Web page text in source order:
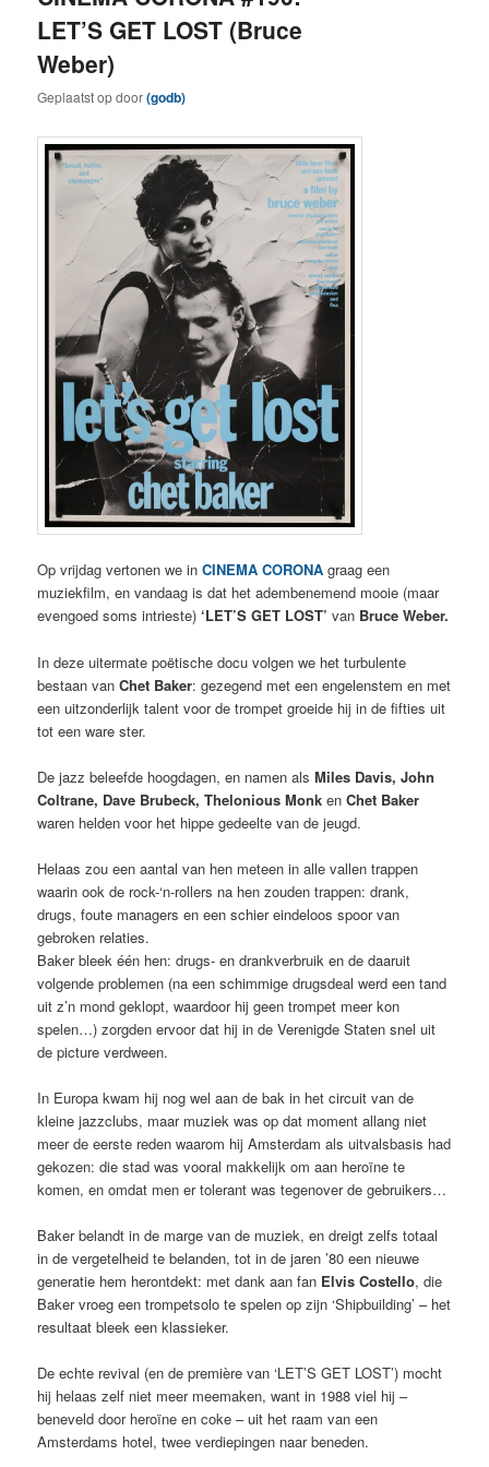
LET’S GET LOST (Bruce
Weber)
Geplaatst opdoor(godb)
Op vrijdag vertonen we inCINEMA CORONA graag een
muziekfilm, en vandaag is dat het adembenemend mooie (maar
evengoed soms intrieste)‘LET’S GET LOST’van Bruce Weber.
In deze uitermate poëtische docu volgen we het turbulente
bestaan vanChet Baker: gezegend met een engelenstem en met
een uitzonderlijk talent voor de trompet groeide hij in de fifties uit
tot een ware ster.
De jazz beleefde hoogdagen, en namen alsMiles Davis, John
Coltrane, Dave Brubeck, Thelonious Monk enChet Baker
waren helden voor het hippe gedeelte van de jeugd.
Helaas zou een aantal van hen meteen in alle vallen trappen
waarin ook de rock-‘n-rollers na hen zouden trappen: drank,
drugs, foute managers en een schier eindeloos spoor van
gebroken relaties.
Baker bleek één hen: drugs- en drankverbruik en de daaruit
volgende problemen (na een schimmige drugsdeal werd een tand
uit z’n mond geklopt, waardoor hij geen trompet meer kon
spelen…) zorgden ervoor dat hij in de Verenigde Staten snel uit
de picture verdween.
In Europa kwam hij nog wel aan de bak in het circuit van de
kleine jazzclubs, maar muziek was op dat moment allang niet
meer de eerste reden waarom hij Amsterdam als uitvalsbasis had
gekozen: die stad was vooral makkelijk om aan heroïne te
komen, en omdat men er tolerant was tegenover de gebruikers…
Baker belandt in de marge van de muziek, en dreigt zelfs totaal
in de vergetelheid te belanden, tot in de jaren ’80 een nieuwe
generatie hem herontdekt: met dank aan fan Elvis Costello, die
Baker vroeg een trompetsolo te spelen op zijn ‘Shipbuilding’ – het
resultaat bleek een klassieker.
De echte revival (en de première van ‘LET’S GET LOST’) mocht
hij helaas zelf niet meer meemaken, want in 1988 viel hij –
beneveld door heroïne en coke – uit het raam van een
Amsterdams hotel, twee verdiepingen naar beneden.